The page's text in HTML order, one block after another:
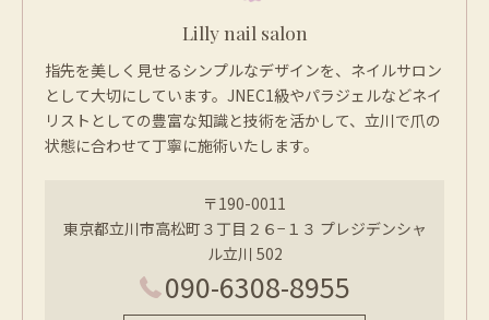
Lilly nail salon
指先を美しく見せるシンプルなデザインを、ネイルサロン
として大切にしています。JNEC1級やパラジェルなどネイ
リストとしての豊富な知識と技術を活かして、立川で爪の
状態に合わせて丁寧に施術いたします。
〒190-0011
東京都立川市高松町３丁目２６−１３ プレジデンシャ
ル立川 502
090-6308-8955